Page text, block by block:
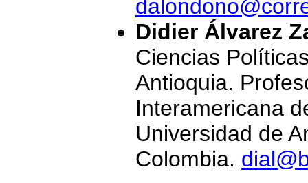
Didier Álvarez
Ciencias
Antioquia.
Interamericana
Universidad de
Colombia.